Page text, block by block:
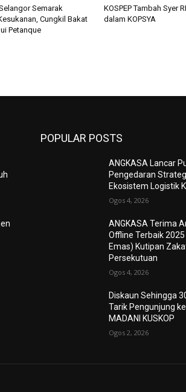
Semarak
Cungkil Bakat
Petanque
KOSPEP Tambah Syer
dalam KOPSYA
POPULAR POSTS
ANGKASA Lancar
Pengedaran
Ekosistem Logistik
Ogos 4, 2026
ANGKASA Terima
Offline Terbaik
Emas) Kutipan
Persekutuan
Ogos 4, 2026
Diskaun Sehingga
Tarik Pengunjung
MADANI KUSKOP
Ogos 2, 2026